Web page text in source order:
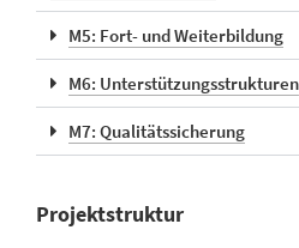
M5: Fort- und Weiterbildung
M6: Unterstützungsstrukturen
M7: Qualitätssicherung
Projektstruktur